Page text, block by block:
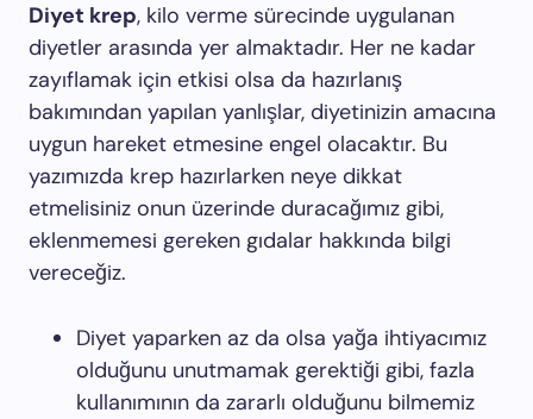
Diyet krep, kilo verme sürecinde uygulanan
diyetler arasında yer almaktadır. Her ne kadar
zayıflamak için etkisi olsa da hazırlanış
bakımından yapılan yanlışlar, diyetinizin amacına
uygun hareket etmesine engel olacaktır. Bu
yazımızda krep hazırlarken neye dikkat
etmelisiniz onun üzerinde duracağımız gibi,
eklenmemesi gereken gıdalar hakkında bilgi
vereceğiz.
Diyet yaparken az da olsa yağa ihtiyacımız
olduğunu unutmamak gerektiği gibi, fazla
kullanımının da zararlı olduğunu bilmemiz